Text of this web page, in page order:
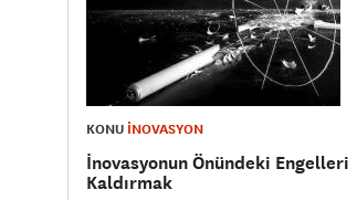
KONU İNOVASYON
İnovasyonun Önündeki Engelleri
Kaldırmak